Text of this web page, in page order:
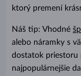
ktorý premení
Náš tip: Vhodné
alebo náramky s
dostatok priestoru
najpopulárnejšie